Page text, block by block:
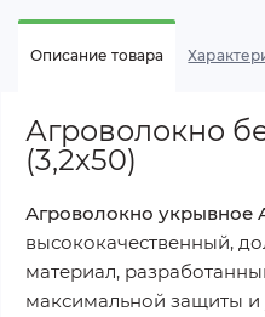
Описание товара
Агроволокно
(3,2х50)
Агроволокно укрывное
высококачественный,
материал,
максимальной защиты и